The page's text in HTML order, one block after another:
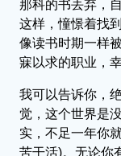
那科的书丢弃，
这样，憧憬着找
像读书时期一样
寐以求的职业，
我可以告诉你，
觉，这个世界是
实，不足一年你
苦干活)。无论你